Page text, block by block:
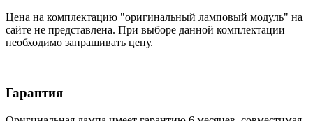
Цена на комплектацию "оригинальный ламповый модуль" на
сайте не представлена. При выборе данной комплектации
необходимо запрашивать цену.
Гарантия